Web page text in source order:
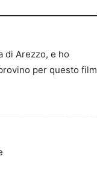
di Arezzo, e ho
per questo film